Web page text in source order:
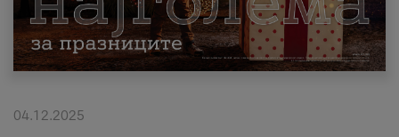
Поддршка
Надополни кредит
04.12.2025